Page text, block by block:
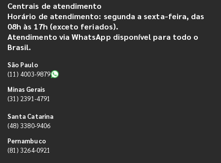
Centrais de atendimento
Horário de atendimento: segunda a sexta-feira, das
08h às 17h (exceto feriados).
Atendimento via WhatsApp disponível para todo o
Brasil.
São Paulo
(11) 4003-9879
Minas Gerais
(31) 2391-4791
Santa Catarina
(48) 3380-9406
Pernambuco
(81) 3264-0921